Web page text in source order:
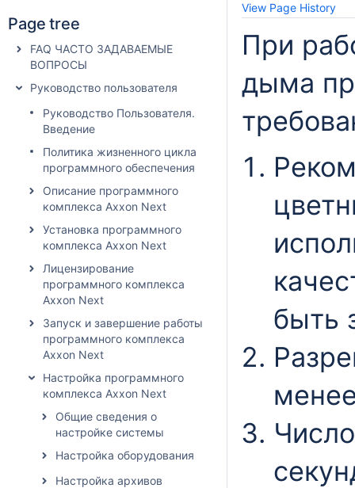
Page tree
FAQ ЧАСТО ЗАДАВАЕМЫЕ
ВОПРОСЫ
Руководство пользователя
Руководство Пользователя.
Введение
Политика жизненного цикла
программного обеспечения
Описание программного
комплекса Axxon Next
Установка программного
комплекса Axxon Next
Лицензирование
программного комплекса
Axxon Next
Запуск и завершение работы
программного комплекса
Axxon Next
Настройка программного
комплекса Axxon Next
Общие сведения о
настройке системы
Настройка оборудования
Настройка архивов
View Page History
При
дыма
быть